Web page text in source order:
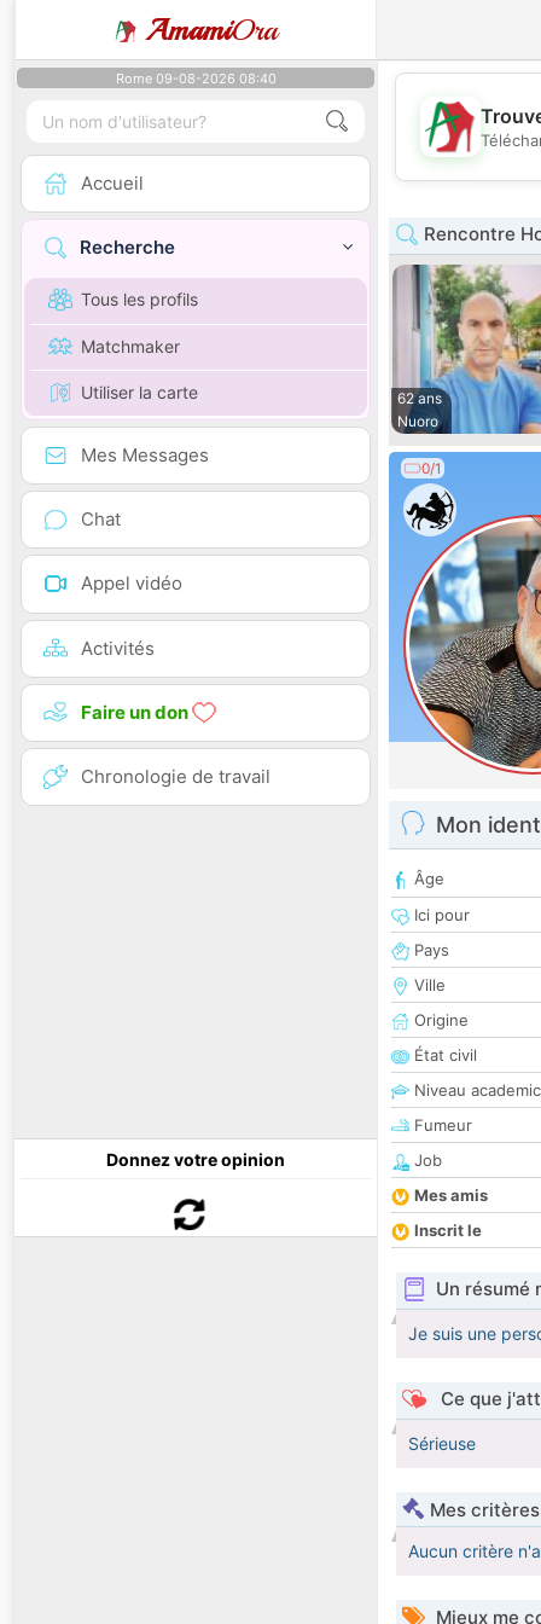
AmamiOra
Rome 09-08-2026 08:40
Accueil
Recherche
Tous les profils
Matchmaker
Utiliser la carte
Mes Messages
Chat
Appel vidéo
Activités
Faire un don
Chronologie de travail
Donnez votre opinion
Rencontre
62 ans
Nuoro
0/1
Mon
Âge
Ici pour
Pays
Ville
Origine
État civil
Niveau academic
Fumeur
Job
Mes amis
Inscrit le
Un résumé
Je suis une
Ce que
Sérieuse
Mes
Aucun critère
Mieux me